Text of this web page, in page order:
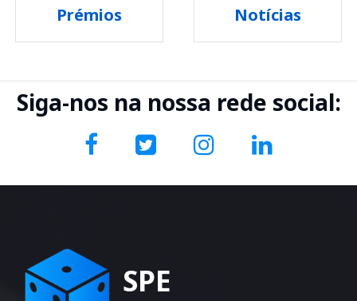
Prémios Notícias
Siga-nos na nossa rede social:
SPE